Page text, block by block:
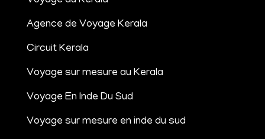
Agence de Voyage Kerala
Circuit Kerala
Voyage sur mesure au Kerala
Voyage En Inde Du Sud
Voyage sur mesure en inde du sud